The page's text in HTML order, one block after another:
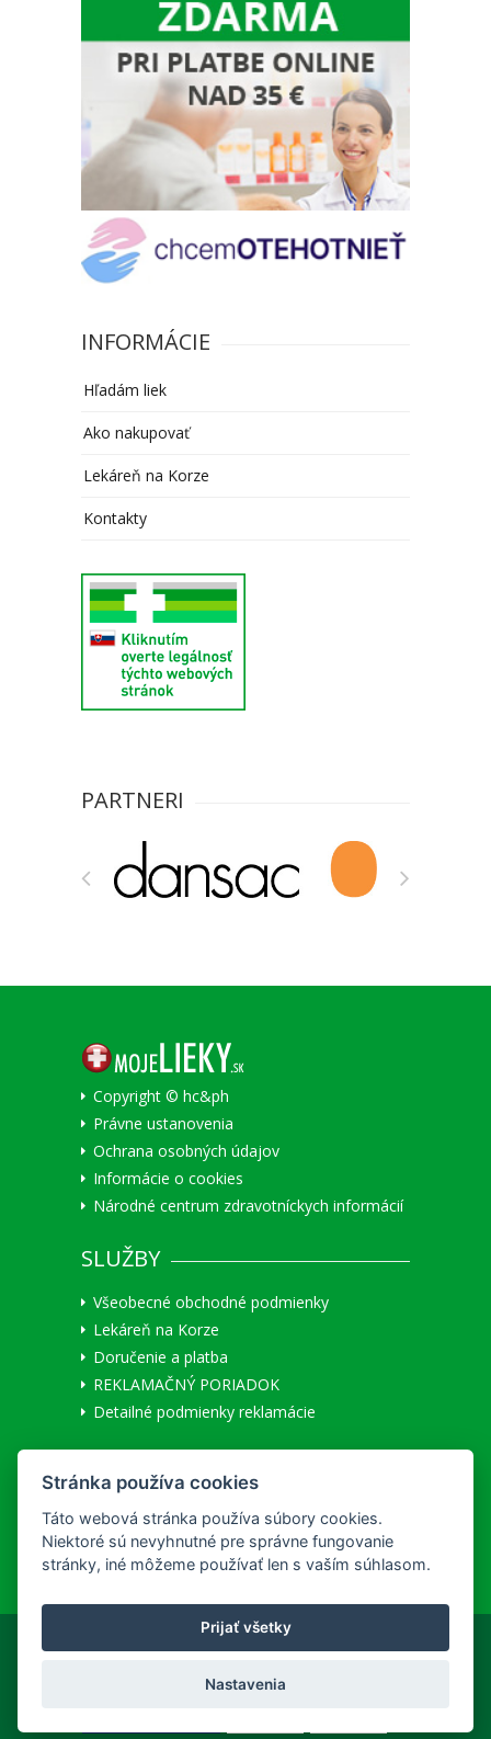
INFORMÁCIE
Hľadám liek
Ako nakupovať
Lekáreň na Korze
Kontakty
PARTNERI
Copyright © hc&ph
Právne ustanovenia
Ochrana osobných údajov
Informácie o cookies
Národné centrum zdravotníckych informácií
SLUŽBY
Všeobecné obchodné podmienky
Lekáreň na Korze
Doručenie a platba
REKLAMAČNÝ PORIADOK
Detailné podmienky reklamácie
Užívateľ: Neprihlásený
Prihlásiť
Registrácia nového zákazníka
Stránka používa cookies
Táto webová stránka používa súbory cookies.
Niektoré sú nevyhnutné pre správne fungovanie
stránky, iné môžeme používať len s vaším súhlasom.
Prijať všetky
Nastavenia